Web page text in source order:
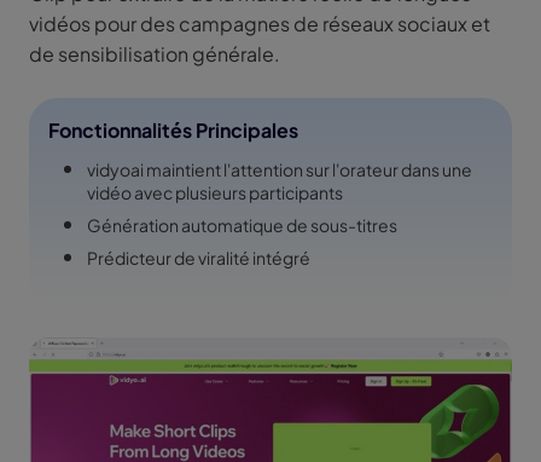
vidéos pour des campagnes de réseaux sociaux et
de sensibilisation générale.
Fonctionnalités Principales
vidyoai maintient l'attention sur l'orateur dans une
vidéo avec plusieurs participants
Génération automatique de sous-titres
Prédicteur de viralité intégré